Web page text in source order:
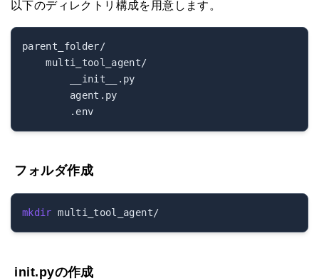
以下のディレクトリ構成を用意します。
parent_folder/
    multi_tool_agent/
フォルダ作成
mkdir
init.pyの作成